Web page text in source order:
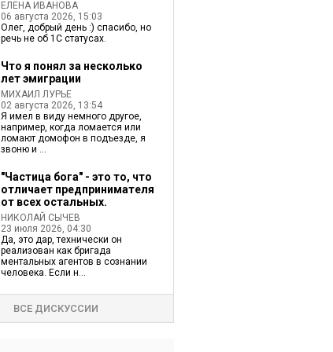
ЕЛЕНА ИВАНОВА
06 августа 2026, 15:03
Олег, добрый день :) спасибо, но
речь не об 1С статусах.
Что я понял за несколько
лет эмиграции
МИХАИЛ ЛУРЬЕ
02 августа 2026, 13:54
Я имел в виду немного другое,
например, когда ломается или
ломают домофон в подъезде, я
звоню и ...
"Частица бога" - это то, что
отличает предпринимателя
от всех остальных.
НИКОЛАЙ СЫЧЕВ
23 июля 2026, 04:30
Да, это дар, технически он
реализован как бригада
ментальных агентов в сознании
человека. Если н...
ВСЕ ДИСКУССИИ